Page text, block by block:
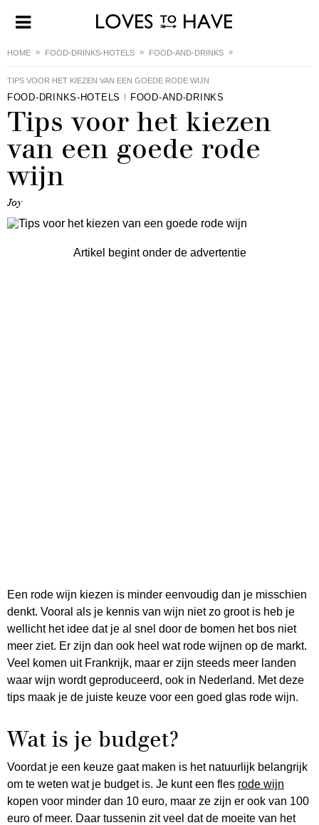
HOME FOOD-DRINKS-HOTELS FOOD-AND-DRINKS
TIPS VOOR HET KIEZEN VAN EEN GOEDE RODE WIJN
FOOD-DRINKS-HOTELS FOOD-AND-DRINKS
Tips voor het kiezen
van een goede rode
wijn
Joy
Artikel begint onder de advertentie
Een rode wijn kiezen is minder eenvoudig dan je misschien
denkt. Vooral als je kennis van wijn niet zo groot is heb je
wellicht het idee dat je al snel door de bomen het bos niet
meer ziet. Er zijn dan ook heel wat rode wijnen op de markt.
Veel komen uit Frankrijk, maar er zijn steeds meer landen
waar wijn wordt geproduceerd, ook in Nederland. Met deze
tips maak je de juiste keuze voor een goed glas rode wijn.
Wat is je budget?
Voordat je een keuze gaat maken is het natuurlijk belangrijk
om te weten wat je budget is. Je kunt een fles rode wijn
kopen voor minder dan 10 euro, maar ze zijn er ook van 100
euro of meer. Daar tussenin zit veel dat de moeite van het